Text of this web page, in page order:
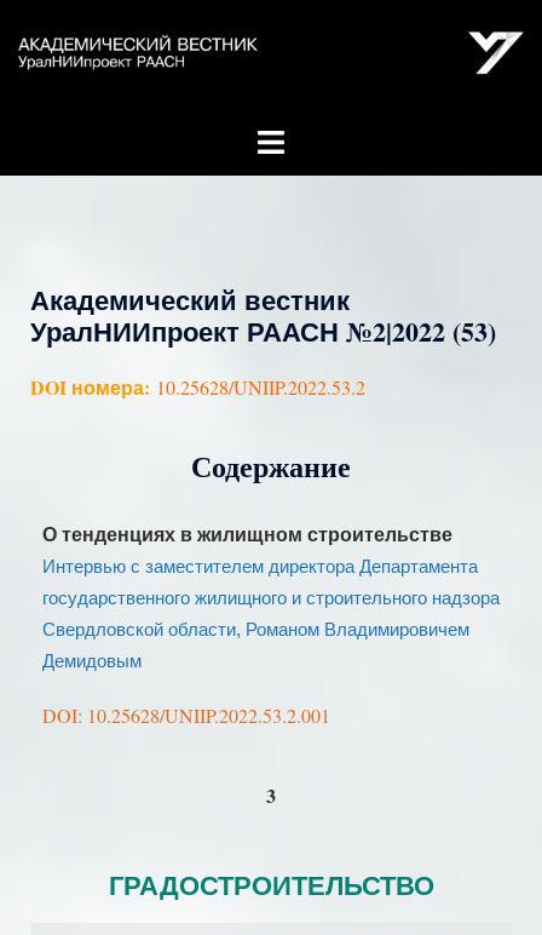
Академический вестник
УралНИИпроект РААСН №2|2022 (53)
DOI номера: 10.25628/UNIIP.2022.53.2
Содержание
О тенденциях в жилищном строительстве
Интервью с заместителем директора Департамента
государственного жилищного и строительного надзора
Свердловской области, Романом Владимировичем
Демидовым
DOI: 10.25628/UNIIP.2022.53.2.001
3
ГРАДОСТРОИТЕЛЬСТВО